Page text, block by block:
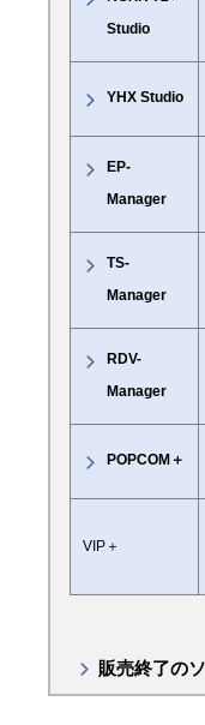
Studio
YHX Studio
EP-
Manager
TS-
Manager
RDV-
Manager
POPCOM＋
VIP＋
販売終了の